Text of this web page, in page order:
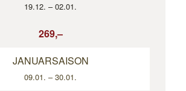
19.12. – 02.01.
269,–
JANUARSAISON
09.01. – 30.01.